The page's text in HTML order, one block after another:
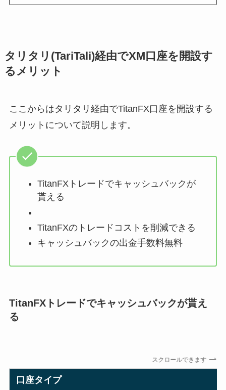
タリタリ(TariTali)経由でXM口座を開設す
るメリット
ここからはタリタリ経由でTitanFX口座を開設する
メリットについて説明します。
TitanFXトレードでキャッシュバックが
貰える
TitanFXのトレードコストを削減できる
キャッシュバックの出金手数料無料
TitanFXトレードでキャッシュバックが貰え
る
スクロールできます
口座タイプ